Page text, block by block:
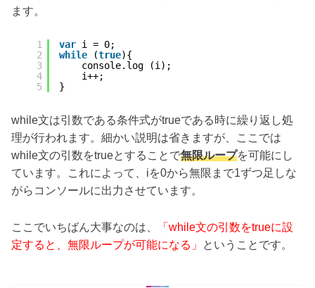
ます。
1
2
3
4
5
var i = 0;
while
(true){
console.log (i);
i++;
}
while文は引数である条件式がtrueである時に繰り返し処
理が行われます。細かい説明は省きますが、ここでは
while文の引数をtrueとすることで無限ループを可能にし
ています。これによって、iを0から無限まで1ずつ足しな
がらコンソールに出力させています。
ここでいちばん大事なのは、
「while文の引数をtrueに設
定すると、無限ループが可能になる」
ということです。